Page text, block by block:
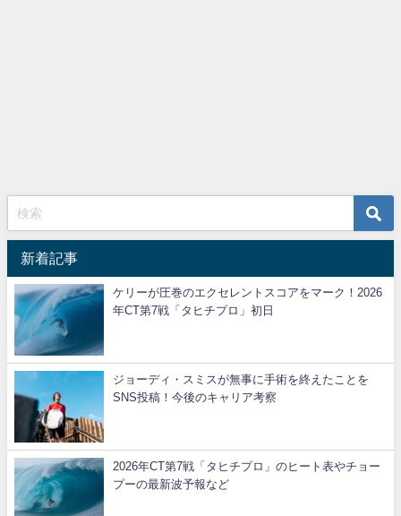
新着記事
ケリーが圧巻のエクセレントスコアをマーク！2026
年CT第7戦「タヒチプロ」初日
ジョーディ・スミスが無事に手術を終えたことを
SNS投稿！今後のキャリア考察
2026年CT第7戦「タヒチプロ」のヒート表やチョー
プーの最新波予報など